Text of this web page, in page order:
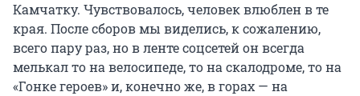
Камчатку. Чувствовалось, человек влюблен в те
края. После сборов мы виделись, к сожалению,
всего пару раз, но в ленте соцсетей он всегда
мелькал то на велосипеде, то на скалодроме, то на
«Гонке героев» и, конечно же, в горах — на